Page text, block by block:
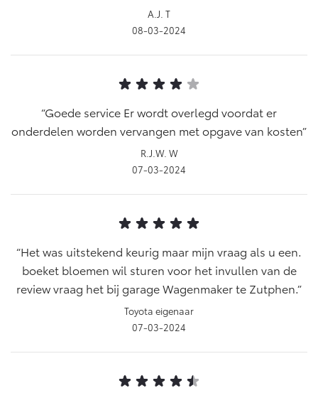
A.J. T
08-03-2024
Goede service Er wordt overlegd voordat er
onderdelen worden vervangen met opgave van kosten
R.J.W. W
07-03-2024
Het was uitstekend keurig maar mijn vraag als u een.
boeket bloemen wil sturen voor het invullen van de
review vraag het bij garage Wagenmaker te Zutphen.
Toyota eigenaar
07-03-2024